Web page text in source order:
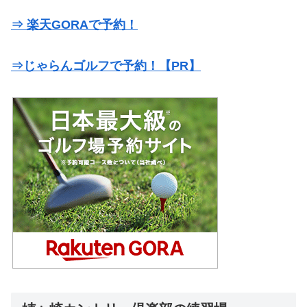
⇒ 楽天GORAで予約！
⇒じゃらんゴルフで予約！【PR】